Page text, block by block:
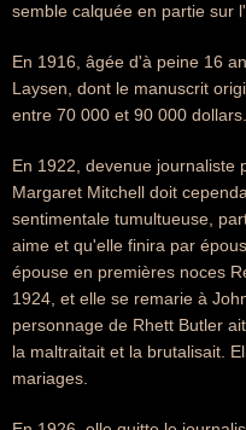
semble calquée en partie sur
En 1916, âgée d'à peine 16
Laysen, dont le manuscrit
entre 70 000 et 90 000
En 1922, devenue journaliste
Margaret Mitchell doit
sentimentale tumultueuse,
aime et qu'elle finira par
épouse en premières noces
1924, et elle se remarie à
personnage de Rhett Butler
la maltraitait et la brutalisait.
mariages.